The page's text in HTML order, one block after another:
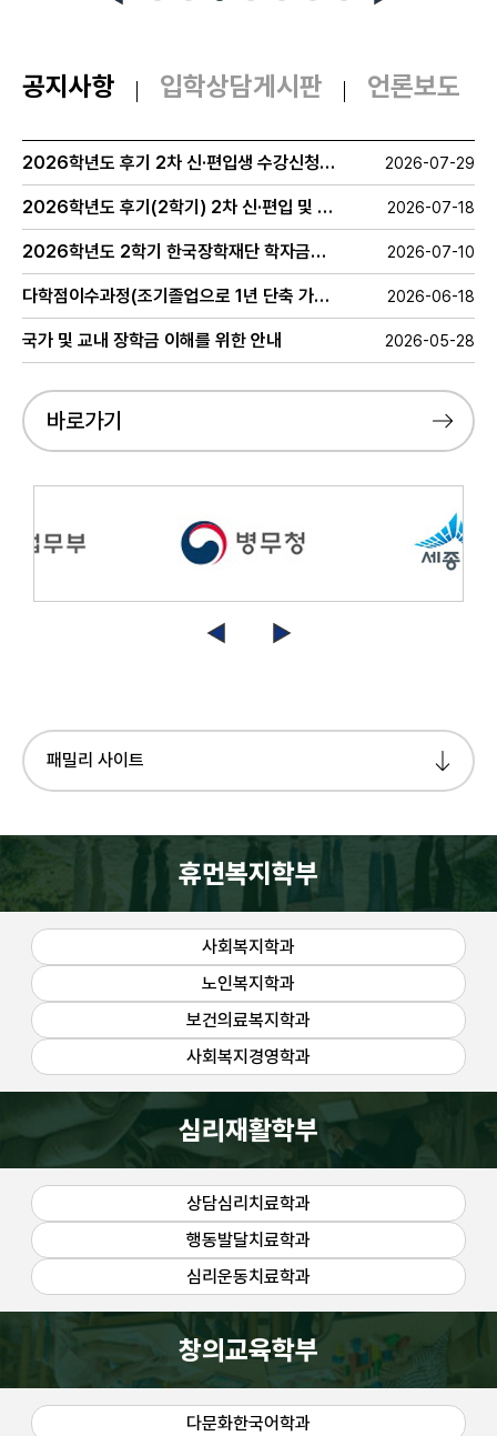
공지사항 입학상담게시판 언론보도
바로가기
2026학년도 후기 2차 신·편입생 수강신청 안내 2026-07-29
2026학년도 후기(2학기) 2차 신·편입 및 시간제등록생 모집 안내 2026-07-18
2026학년도 2학기 한국장학재단 학자금대출 안내 2026-07-10
다학점이수과정(조기졸업으로 1년 단축 가능)안내 2026-06-18
국가 및 교내 장학금 이해를 위한 안내 2026-05-28
휴먼복지학부
사회복지학과
노인복지학과
보건의료복지학과
사회복지경영학과
심리재활학부
상담심리치료학과
행동발달치료학과
심리운동치료학과
창의교육학부
다문화한국어학과
패밀리 사이트